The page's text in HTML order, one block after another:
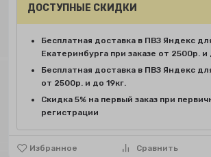
Избранное Сравнить
ДОСТУПНЫЕ СКИДКИ
Бесплатная доставка в ПВЗ Яндекс
Екатеринбурга при заказе от 2500р. и
Бесплатная доставка в ПВЗ Яндекс
от 2500р. и до 19кг.
Скидка 5% на первый заказ при
регистрации